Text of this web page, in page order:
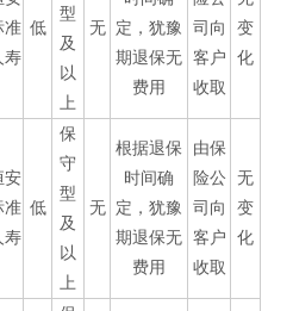
准
寿
低
型
及
以
上
无
定，犹豫
期退保无
费用
司向
客户
收取
变
化
安
准
寿
低
保
守
型
及
以
上
无
根据退保
时间确
定，犹豫
期退保无
费用
由保
险公
司向
客户
收取
无
变
化